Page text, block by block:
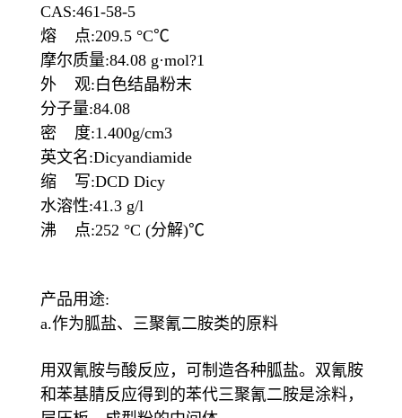
CAS:461-58-5
熔 点:209.5 °C℃
摩尔质量:84.08 g·mol?1
外 观:白色结晶粉末
分子量:84.08
密 度:1.400g/cm3
英文名:Dicyandiamide
缩 写:DCD Dicy
水溶性:41.3 g/l
沸 点:252 °C (分解)℃
产品用途:
a.作为胍盐、三聚氰二胺类的原料
用双氰胺与酸反应，可制造各种胍盐。双氰胺
和苯基腈反应得到的苯代三聚氰二胺是涂料，